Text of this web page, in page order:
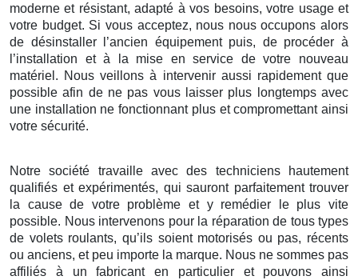
moderne et résistant, adapté à vos besoins, votre usage et
votre budget. Si vous acceptez, nous nous occupons alors
de désinstaller l’ancien équipement puis, de procéder à
l’installation et à la mise en service de votre nouveau
matériel. Nous veillons à intervenir aussi rapidement que
possible afin de ne pas vous laisser plus longtemps avec
une installation ne fonctionnant plus et compromettant ainsi
votre sécurité.
Notre société travaille avec des techniciens hautement
qualifiés et expérimentés, qui sauront parfaitement trouver
la cause de votre problème et y remédier le plus vite
possible. Nous intervenons pour la réparation de tous types
de volets roulants, qu’ils soient motorisés ou pas, récents
ou anciens, et peu importe la marque. Nous ne sommes pas
affiliés à un fabricant en particulier et pouvons ainsi